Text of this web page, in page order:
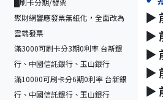
聚財網響應發票無紙化，全面改為
雲端發票
滿3000可刷卡分3期0利率 台新銀
行、中國信託銀行、玉山銀行
滿10000可刷卡分6期0利率 台新銀
行、中國信託銀行、玉山銀行
▶️
▶️
▶️
▶️
▶️